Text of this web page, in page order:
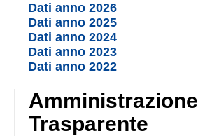
Dati anno 2026
Dati anno 2025
Dati anno 2024
Dati anno 2023
Dati anno 2022
Amministrazione
Trasparente